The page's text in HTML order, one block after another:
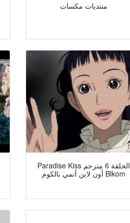
منتديات مكسات
Paradise Kiss الحلقة 6 مترجم
أون لاين أنمي بالكوم Blkom